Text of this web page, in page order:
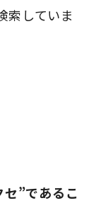
索していま
”であるこ